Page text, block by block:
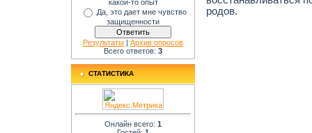
какой-то опыт
Да, это дает мне чувство
защищенности
Результаты | Архив опросов
Всего ответов: 3
СТАТИСТИКА
Онлайн всего: 1
родов.